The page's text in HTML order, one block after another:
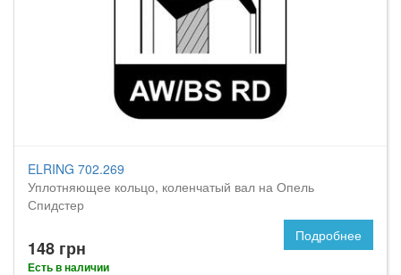
ELRING 702.269
Уплотняющее кольцо, коленчатый вал на Опель
Спидстер
148 грн
Есть в наличии
Подробнее